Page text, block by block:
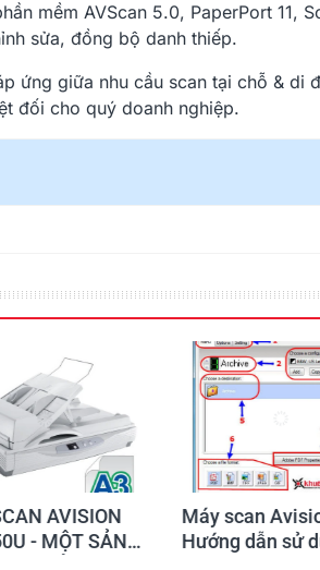
mềm AVScan 5.0, PaperPort 11,
sửa, đồng bộ danh thiếp.
ứng giữa nhu cầu scan tại chỗ & di
đối cho quý doanh nghiệp.
AVISION
- MỘT SẢN
Máy scan
Hướng dẫn sử